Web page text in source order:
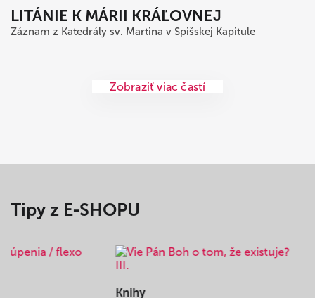
LITÁNIE K MÁRII KRÁĽOVNEJ
Záznam z Katedrály sv. Martina v Spišskej Kapitule
Zobraziť viac častí
Tipy z E-SHOPU
Knihy